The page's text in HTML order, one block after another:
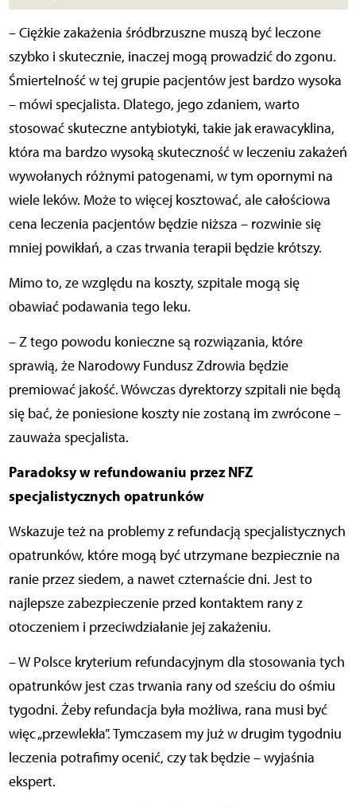
– Ciężkie zakażenia śródbrzuszne muszą być leczone
szybko i skutecznie, inaczej mogą prowadzić do zgonu.
Śmiertelność w tej grupie pacjentów jest bardzo wysoka
– mówi specjalista. Dlatego, jego zdaniem, warto
stosować skuteczne antybiotyki, takie jak erawacyklina,
która ma bardzo wysoką skuteczność w leczeniu zakażeń
wywołanych różnymi patogenami, w tym opornymi na
wiele leków. Może to więcej kosztować, ale całościowa
cena leczenia pacjentów będzie niższa – rozwinie się
mniej powikłań, a czas trwania terapii będzie krótszy.
Mimo to, ze względu na koszty, szpitale mogą się
obawiać podawania tego leku.
– Z tego powodu konieczne są rozwiązania, które
sprawią, że Narodowy Fundusz Zdrowia będzie
premiować jakość. Wówczas dyrektorzy szpitali nie będą
się bać, że poniesione koszty nie zostaną im zwrócone –
zauważa specjalista.
Paradoksy w refundowaniu przez NFZ
specjalistycznych opatrunków
Wskazuje też na problemy z refundacją specjalistycznych
opatrunków, które mogą być utrzymane bezpiecznie na
ranie przez siedem, a nawet czternaście dni. Jest to
najlepsze zabezpieczenie przed kontaktem rany z
otoczeniem i przeciwdziałanie jej zakażeniu.
– W Polsce kryterium refundacyjnym dla stosowania tych
opatrunków jest czas trwania rany od sześciu do ośmiu
tygodni. Żeby refundacja była możliwa, rana musi być
więc „przewlekła”. Tymczasem my już w drugim tygodniu
leczenia potrafimy ocenić, czy tak będzie – wyjaśnia
ekspert.